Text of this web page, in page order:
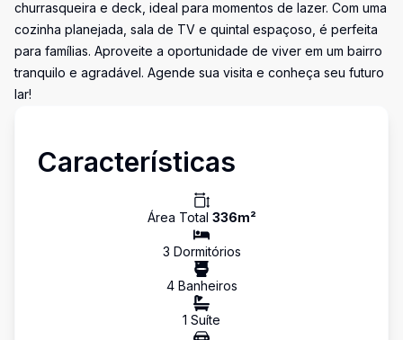
churrasqueira e deck, ideal para momentos de lazer. Com uma
cozinha planejada, sala de TV e quintal espaçoso, é perfeita
para famílias. Aproveite a oportunidade de viver em um bairro
tranquilo e agradável. Agende sua visita e conheça seu futuro
lar!
Características
Área Total 336m²
3 Dormitórios
4Banheiros
1 Suíte